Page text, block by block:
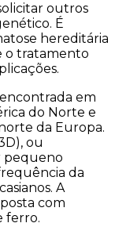
outros
É
hereditária
o tratamento
em
do Norte e
da Europa.
ou
pequeno
da
A
com
ferro.